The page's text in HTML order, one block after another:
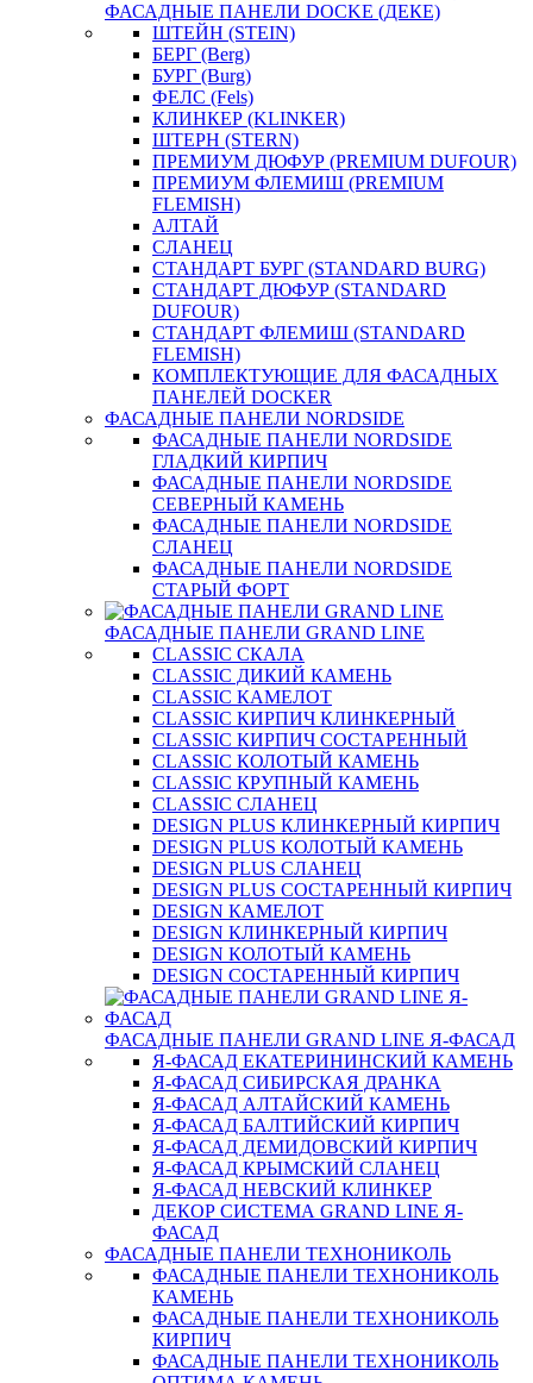
ФАСАДНЫЕ ПАНЕЛИ DOCKE (ДЕКЕ)
ШТЕЙН (STEIN)
БЕРГ (Berg)
БУРГ (Burg)
ФЕЛС (Fels)
КЛИНКЕР (KLINKER)
ШТЕРН (STERN)
ПРЕМИУМ ДЮФУР (PREMIUM DUFOUR)
ПРЕМИУМ ФЛЕМИШ (PREMIUM
FLEMISH)
АЛТАЙ
СЛАНЕЦ
СТАНДАРТ БУРГ (STANDARD BURG)
СТАНДАРТ ДЮФУР (STANDARD
DUFOUR)
СТАНДАРТ ФЛЕМИШ (STANDARD
FLEMISH)
КОМПЛЕКТУЮЩИЕ ДЛЯ ФАСАДНЫХ
ПАНЕЛЕЙ DOCKER
ФАСАДНЫЕ ПАНЕЛИ NORDSIDE
ФАСАДНЫЕ ПАНЕЛИ NORDSIDE
ГЛАДКИЙ КИРПИЧ
ФАСАДНЫЕ ПАНЕЛИ NORDSIDE
СЕВЕРНЫЙ КАМЕНЬ
ФАСАДНЫЕ ПАНЕЛИ NORDSIDE
СЛАНЕЦ
ФАСАДНЫЕ ПАНЕЛИ NORDSIDE
СТАРЫЙ ФОРТ
ФАСАДНЫЕ ПАНЕЛИ GRAND LINE
CLASSIC СКАЛА
CLASSIC ДИКИЙ КАМЕНЬ
CLASSIC КАМЕЛОТ
CLASSIC КИРПИЧ КЛИНКЕРНЫЙ
CLASSIC КИРПИЧ СОСТАРЕННЫЙ
CLASSIC КОЛОТЫЙ КАМЕНЬ
CLASSIC КРУПНЫЙ КАМЕНЬ
CLASSIC СЛАНЕЦ
DESIGN PLUS КЛИНКЕРНЫЙ КИРПИЧ
DESIGN PLUS КОЛОТЫЙ КАМЕНЬ
DESIGN PLUS СЛАНЕЦ
DESIGN PLUS СОСТАРЕННЫЙ КИРПИЧ
DESIGN КАМЕЛОТ
DESIGN КЛИНКЕРНЫЙ КИРПИЧ
DESIGN КОЛОТЫЙ КАМЕНЬ
DESIGN СОСТАРЕННЫЙ КИРПИЧ
ФАСАДНЫЕ ПАНЕЛИ GRAND LINE Я-ФАСАД
Я-ФАСАД ЕКАТЕРИНИНСКИЙ КАМЕНЬ
Я-ФАСАД СИБИРСКАЯ ДРАНКА
Я-ФАСАД АЛТАЙСКИЙ КАМЕНЬ
Я-ФАСАД БАЛТИЙСКИЙ КИРПИЧ
Я-ФАСАД ДЕМИДОВСКИЙ КИРПИЧ
Я-ФАСАД КРЫМСКИЙ СЛАНЕЦ
Я-ФАСАД НЕВСКИЙ КЛИНКЕР
ДЕКОР СИСТЕМА GRAND LINE Я-
ФАСАД
ФАСАДНЫЕ ПАНЕЛИ ТЕХНОНИКОЛЬ
ФАСАДНЫЕ ПАНЕЛИ ТЕХНОНИКОЛЬ
КАМЕНЬ
ФАСАДНЫЕ ПАНЕЛИ ТЕХНОНИКОЛЬ
КИРПИЧ
ФАСАДНЫЕ ПАНЕЛИ ТЕХНОНИКОЛЬ